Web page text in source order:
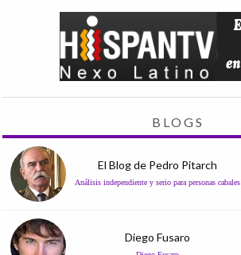
BLOGS
El Blog de Pedro Pitarch
Análisis independiente y serio para personas cabales
Diego Fusaro